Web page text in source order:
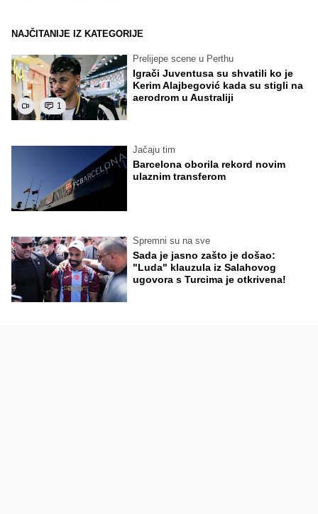
NAJČITANIJE IZ KATEGORIJE
1
Prelijepe scene u Perthu
Igrači Juventusa su shvatili ko je
Kerim Alajbegović kada su stigli na
aerodrom u Australiji
Jačaju tim
Barcelona oborila rekord novim
ulaznim transferom
Spremni su na sve
Sada je jasno zašto je došao:
"Luda" klauzula iz Salahovog
ugovora s Turcima je otkrivena!